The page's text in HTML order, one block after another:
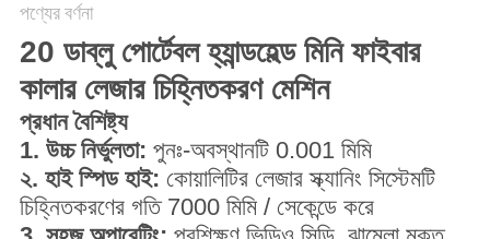
পণ্যের বর্ণনা
20 ডাব্লু পোর্টেবল হ্যান্ডহেল্ড মিনি ফাইবার
কালার লেজার চিহ্নিতকরণ মেশিন
প্রধান বৈশিষ্ট্য
1. উচ্চ নির্ভুলতা: পুনঃ-অবস্থানটি 0.001 মিমি
২. হাই স্পিড হাই: কোয়ালিটির লেজার স্ক্যানিং সিস্টেমটি
চিহ্নিতকরণের গতি 7000 মিমি / সেকেন্ডে করে